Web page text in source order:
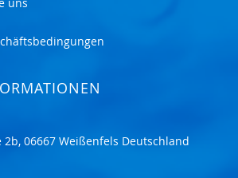
2b, 06667 Weißenfels Deutschland